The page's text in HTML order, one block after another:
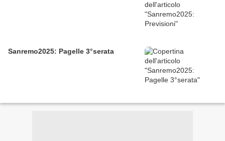
Sanremo2025: Pagelle 3°serata